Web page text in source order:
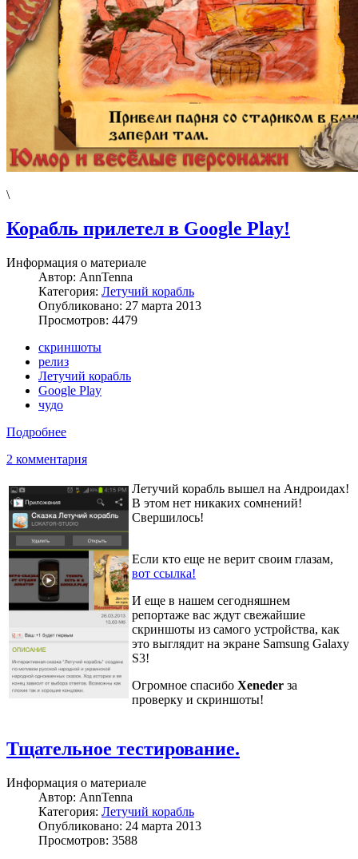
\
Корабль прилетел в Google Play!
Информация о материале
Автор: AnnTenna
Категория: Летучий корабль
Опубликовано: 27 марта 2013
Просмотров: 4479
скриншоты
релиз
Летучий корабль
Google Play
чудо
Подробнее
2 комментария
Летучий корабль вышел на Андроидах!
В этом нет никаких сомнений!
Свершилось!
Если кто еще не верит своим глазам,
вот ссылка!
И еще в нашем сегодняшнем
репортаже вас ждут свежайшие
скриншоты из самого устройства, как
это выглядит на экране Samsung Galaxy
S3!
Огромное спасибо Xeneder за
проверку и скриншоты!
Тщательное тестирование.
Информация о материале
Автор: AnnTenna
Категория: Летучий корабль
Опубликовано: 24 марта 2013
Просмотров: 3588